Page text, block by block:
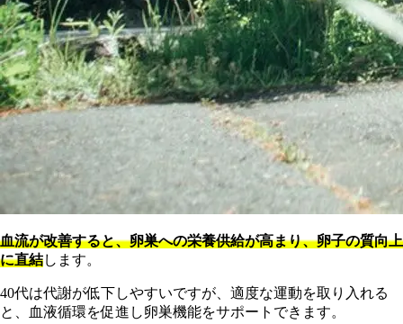
血流が改善すると、卵巣への栄養供給が高まり、卵子の質向上
に直結します。
40代は代謝が低下しやすいですが、適度な運動を取り入れる
と、血液循環を促進し卵巣機能をサポートできます。